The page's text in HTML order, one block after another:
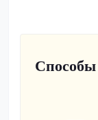
Способы